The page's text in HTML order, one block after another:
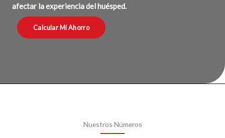
afectar la experiencia del huésped.
Calcular Mi Ahorro
Nuestros Números